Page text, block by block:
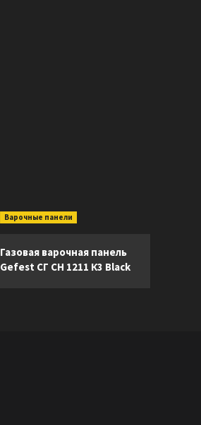
Варочные панели
Газовая варочная панель
Gefest СГ СН 1211 К3 Black